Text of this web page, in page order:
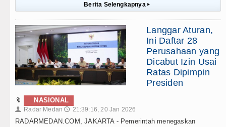
Berita Selengkapnya ▸
Langgar Aturan,
Ini Daftar 28
Perusahaan yang
Dicabut Izin Usai
Ratas Dipimpin
Presiden
🔖 NASIONAL
👤 Radar Medan 🕔 21:39:16, 20 Jan 2026
RADARMEDAN.COM, JAKARTA - Pemerintah menegaskan